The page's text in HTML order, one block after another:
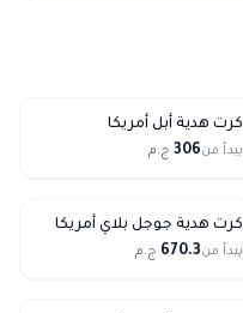
كرت هدية أبل أمريكا
يبدأ من306 ج.م
كرت هدية جوجل بلاي أمريكا
يبدأ من670.3 ج.م